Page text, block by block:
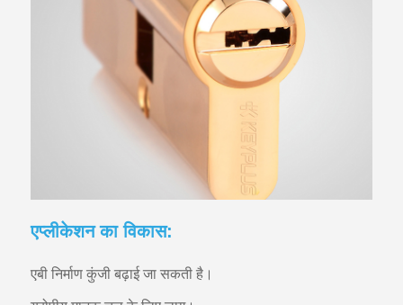
एप्लीकेशन का विकास:
एबी निर्माण कुंजी बढ़ाई जा सकती है।